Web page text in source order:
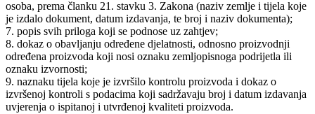
osoba, prema članku 21. stavku 3. Zakona (naziv zemlje i tijela koje
je izdalo dokument, datum izdavanja, te broj i naziv dokumenta);
7. popis svih priloga koji se podnose uz zahtjev;
8. dokaz o obavljanju određene djelatnosti, odnosno proizvodnji
određena proizvoda koji nosi oznaku zemljopisnoga podrijetla ili
oznaku izvornosti;
9. naznaku tijela koje je izvršilo kontrolu proizvoda i dokaz o
izvršenoj kontroli s podacima koji sadržavaju broj i datum izdavanja
uvjerenja o ispitanoj i utvrđenoj kvaliteti proizvoda.